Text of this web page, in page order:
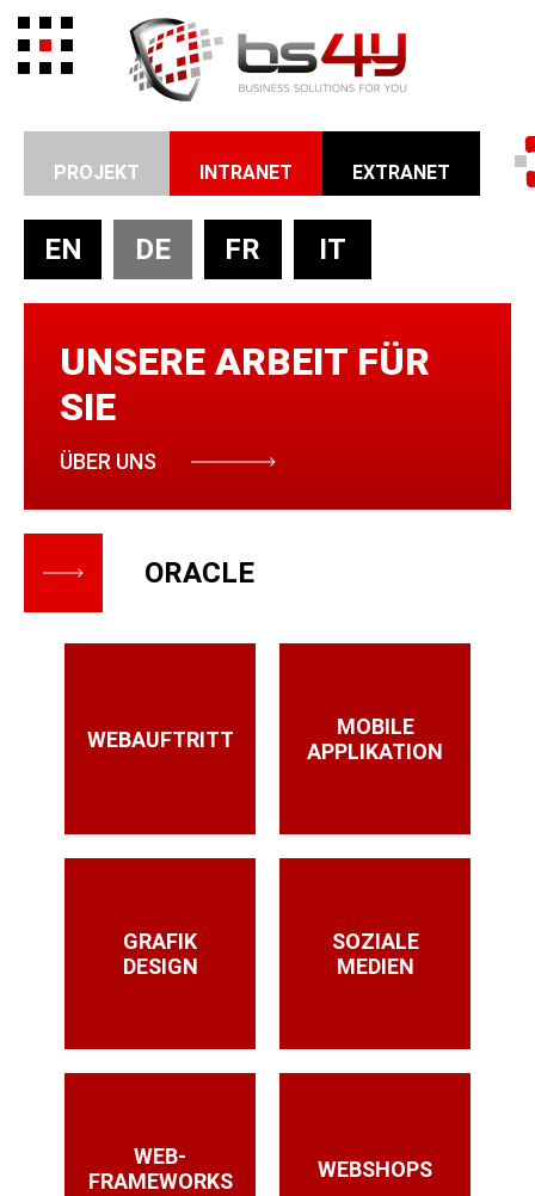
PROJEKT INTRANET EXTRANET
UNSERE ARBEIT FÜR
SIE
ÜBER UNS
EN DE FR IT
ORACLE
WEBAUFTRITT
MOBILE
APPLIKATION
GRAFIK
DESIGN
SOZIALE
MEDIEN
WEB-
FRAMEWORKS
WEBSHOPS